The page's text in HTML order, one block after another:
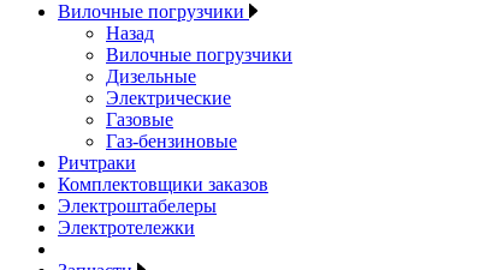
Вилочные погрузчики
Назад
Вилочные погрузчики
Дизельные
Электрические
Газовые
Газ-бензиновые
Ричтраки
Комплектовщики заказов
Электроштабелеры
Электротележки